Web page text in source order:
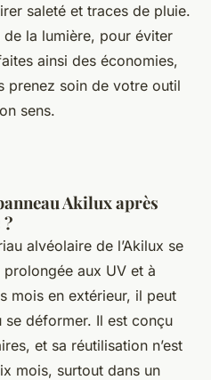
saleté et traces de pluie.
de la lumière, pour éviter
ainsi des économies,
prenez soin de votre outil
sens.
Akilux après
alvéolaire de l’Akilux se
aux UV et à
mois en extérieur, il peut
déformer. Il est conçu
et sa réutilisation n’est
mois, surtout dans un